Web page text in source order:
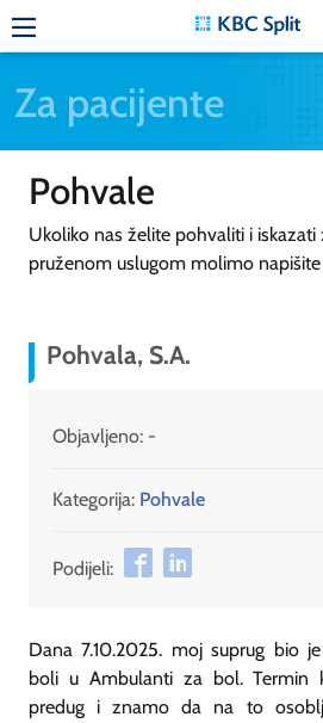
Za pacijente
Pohvale
Ukoliko nas želite pohvaliti i
pruženom uslugom molimo
Pohvala, S.A.
Objavljeno: -
Kategorija: Pohvale
Podijeli:
Dana 7.10.2025. moj suprug bio
boli u Ambulanti za bol. Termin
predug i znamo da na to